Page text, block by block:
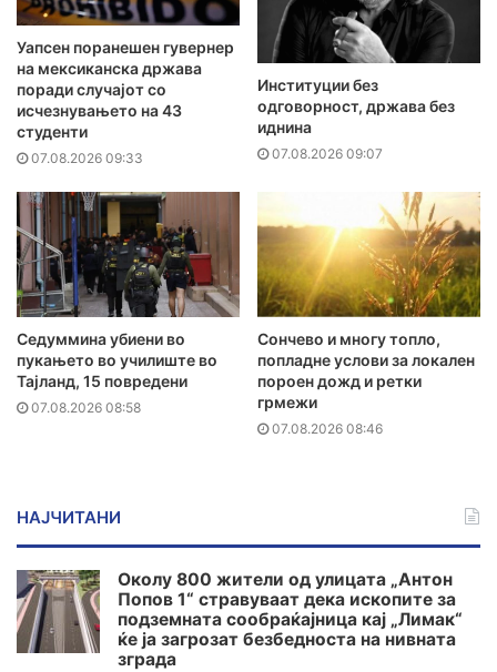
Уапсен поранешен гувернер
на мексиканска држава
поради случајот со
исчезнувањето на 43
студенти
07.08.2026 09:33
Институции без
одговорност, држава без
иднина
07.08.2026 09:07
Седуммина убиени во
пукањето во училиште во
Тајланд, 15 повредени
07.08.2026 08:58
Сончево и многу топло,
попладне услови за локален
пороен дожд и ретки
грмежи
07.08.2026 08:46
НАЈЧИТАНИ
Околу 800 жители од улицата „Антон
Попов 1“ стравуваат дека ископите за
подземната сообраќајница кај „Лимак“
ќе ја загрозат безбедноста на нивната
зграда